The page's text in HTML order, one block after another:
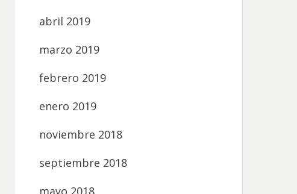
abril 2019
marzo 2019
febrero 2019
enero 2019
noviembre 2018
septiembre 2018
mayo 2018